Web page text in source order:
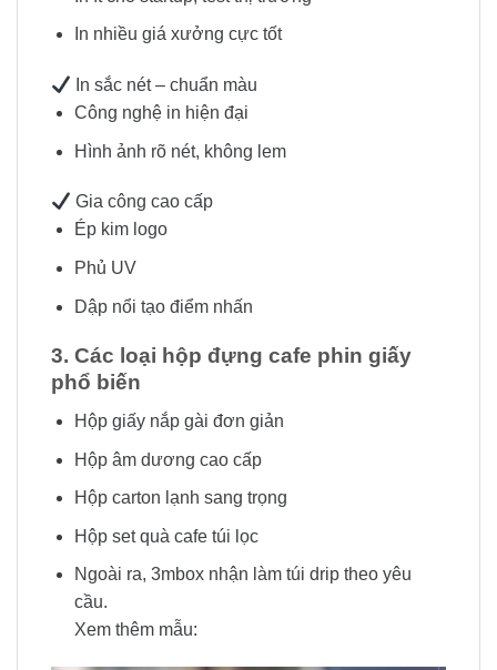
In nhiều giá xưởng cực tốt
In sắc nét – chuẩn màu
Công nghệ in hiện đại
Hình ảnh rõ nét, không lem
Gia công cao cấp
Ép kim logo
Phủ UV
Dập nổi tạo điểm nhấn
3. Các loại hộp đựng cafe phin giấy
phổ biến
Hộp giấy nắp gài đơn giản
Hộp âm dương cao cấp
Hộp carton lạnh sang trọng
Hộp set quà cafe túi lọc
Ngoài ra, 3mbox nhận làm túi drip theo yêu
cầu.
Xem thêm mẫu: